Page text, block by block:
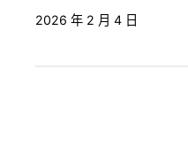
2026 年 2 月 4 日